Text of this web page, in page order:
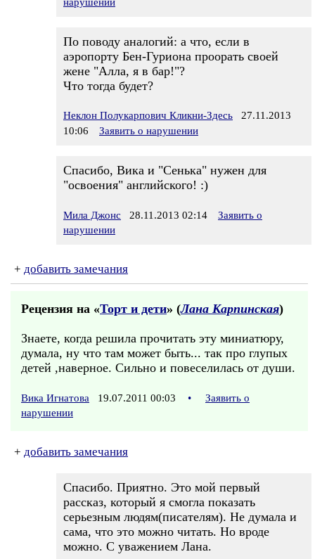
По поводу аналогий: а что, если в
аэропорту Бен-Гуриона проорать своей
жене "Алла, я в бар!"?
Что тогда будет?
Неклон Полукарпович Кликни-Здесь 27.11.2013
10:06
Заявить о нарушении
Спасибо, Вика и "Сенька" нужен для
"освоения" английского! :)
Мила Джонс 28.11.2013 02:14
Заявить о
нарушении
+ добавить замечания
Рецензия на «Торт и дети» (Лана Карпинская)
Знаете, когда решила прочитать эту миниатюру,
думала, ну что там может быть... так про глупых
детей ,наверное. Сильно и повеселилась от души.
Вика Игнатова 19.07.2011 00:03 •
Заявить о
нарушении
+ добавить замечания
Спасибо. Приятно. Это мой первый
рассказ, который я смогла показать
серьезным людям(писателям). Не думала и
сама, что это можно читать. Но вроде
можно. С уважением Лана.